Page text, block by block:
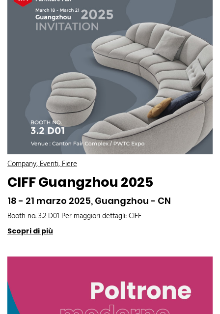
Company, Eventi, Fiere
CIFF Guangzhou 2025
18 - 21 marzo 2025, Guangzhou - CN
Booth no. 3.2 D01 Per maggiori dettagli: CIFF
Scopri di più